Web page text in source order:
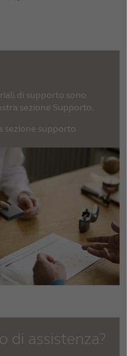
di supporto sono
sezione Supporto.
sezione supporto
di assistenza?